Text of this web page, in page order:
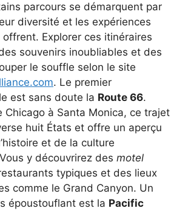
parcours se démarquent par
diversité et les expériences
offrent. Explorer ces itinéraires
souvenirs inoubliables et des
le souffle selon le site
. Le premier
est sans doute la Route 66.
Chicago à Santa Monica, ce trajet
huit États et offre un aperçu
et de la culture
y découvrirez des motel
typiques et des lieux
comme le Grand Canyon. Un
époustouflant est la Pacific